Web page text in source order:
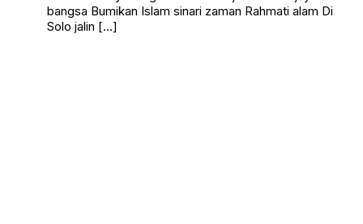
bangsa Bumikan Islam sinari zaman Rahmati alam Di
Solo jalin […]